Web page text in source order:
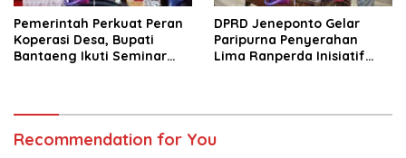
Pemerintah Perkuat Peran
Koperasi Desa, Bupati
Bantaeng Ikuti Seminar
DPRD Jeneponto Gelar
Paripurna Penyerahan
Lima Ranperda Inisiatif
Recommendation for You